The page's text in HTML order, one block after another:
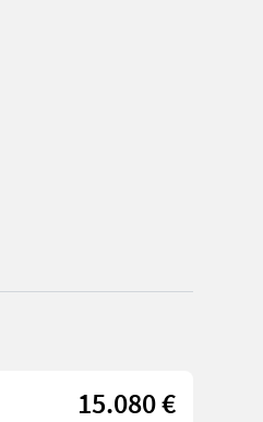
15.080 €